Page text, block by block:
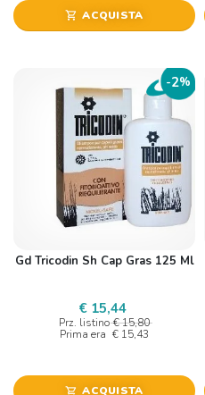
shopping_cart ACQUISTA
-2%
Gd Tricodin Sh Cap Gras 125 Ml
€ 15,44
Prz. listino € 15,80
Prima era € 15,43
shopping_cart ACQUISTA